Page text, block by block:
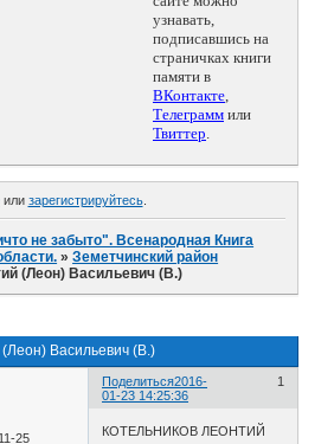
узнавать,
подписавшись на
страничках книги
памяти в
ВКонтакте,
Телеграмм или
Твиттер.
или зарегистрируйтесь.
не забыто". Всенародная Книга
»Земетчинский район
(Леон) Васильевич (В.)
Васильевич (В.)
Поделиться 1
2016-
01-23 14:25:36
25
КОТЕЛЬНИКОВ ЛЕОНТИЙ